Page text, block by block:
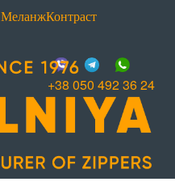
МеланжКонтраст
+38 050 492 36 24